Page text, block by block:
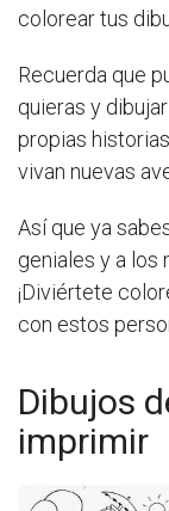
colorear tus
Recuerda que
quieras y
propias
vivan nuevas
Así que ya
geniales y a los
¡Diviértete
con estos
Dibujos
imprimir